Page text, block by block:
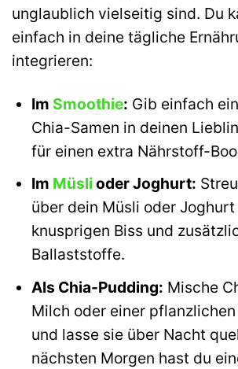
unglaublich vielseitig sind. Du
einfach in deine tägliche
integrieren:
Im Smoothie: Gib einfach
Chia-Samen in deinen
für einen extra Nährstoff-
Im Müsli oder Joghurt:
über dein Müsli oder
knusprigen Biss und
Ballaststoffe.
Als Chia-Pudding: Mische
Milch oder einer pflanzlichen
und lasse sie über Nacht
nächsten Morgen hast du